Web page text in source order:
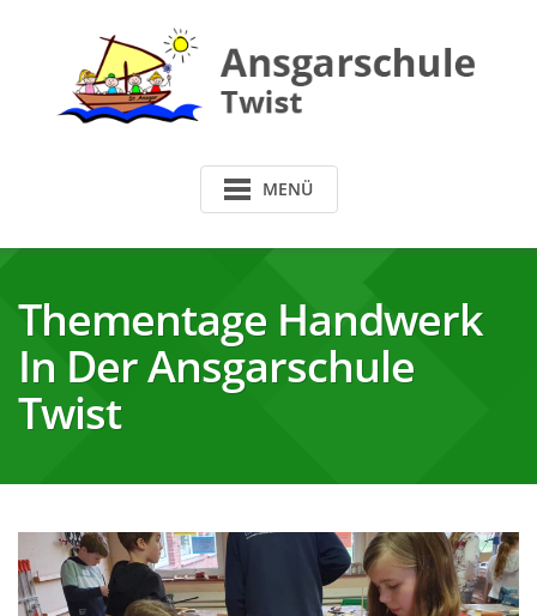
MENÜ
Thementage Handwerk
In Der Ansgarschule
Twist